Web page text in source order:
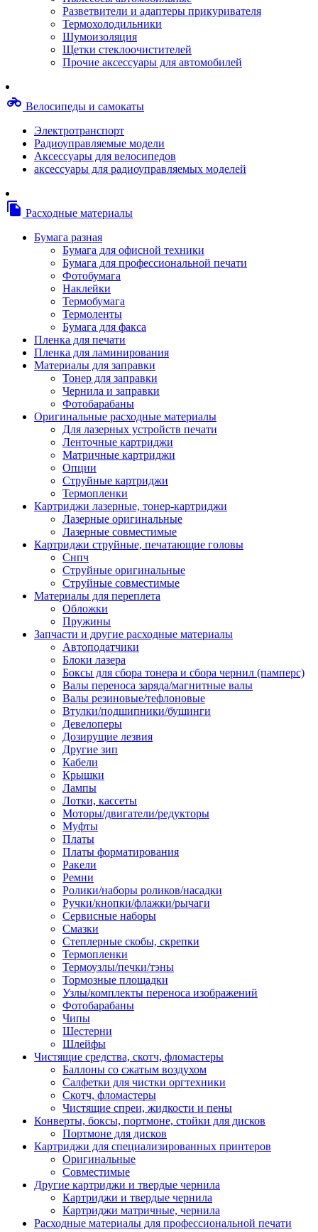
Степлерные скобы, скрепки
Термопленки
Термоузлы/печки/тэны
Тормозные площадки
Узлы/комплекты переноса изображений
Шлейфы
Баллоны со сжатым воздухом
Салфетки для чистки оргтехники
Скотч, фломастеры
Чистящие спреи, жидкости и пены
Картриджи для специализированных
Другие картриджи и твердые чернила
Картриджи и твердые чернила
Картриджи матричные, чернила
Расходные материалы для профессиональной
печати
Электрика
Изделия для прокладки кабеля и
Арматура кабельная/изоляционные
материалы
Гильза соединительная для
алюминиевых проводников под
опрессовку
проводников под опрессовку
Гильза соединительная со
болтами
Заглушка термоусадочная
ответвительный
Муфта кабельная концевая
Муфта кабельная соединительная
Наконечник быстроразмыкаемый
Наконечник кабельный со
Наконечник кабельный трубчатый
медных проводников
Наконечник обжимной кабельный
медных проводников
din 46236
Наконечник-гильза для медных
проводников
Пружина постоянного давления
Сжим ответвительный,
Ящик для хранения инструмента и
Анкер болтовой
Болт анкерный
Болт с т-образной головкой
Болт с шестигранной головкой
Винт с кольцом
Гайка длинная
Гайка скользящая
Гайка стопорная
Лента монтажная
Основание монтажное для
стяжек и элементов
Растворитель
Саморез
Саморез по дереву
Скоба такелажная, шакл
Стержень резьбовой
Хомут резьбовой u-образной
(стремянка)
Шайба
Шпилька резьбовая
Разветвители и адаптеры прикуривателя
Термохолодильники
Шумоизоляция
Щетки стеклоочистителей
Прочие аксессуары для автомобилей
motorcycle Велосипеды и самокаты
Электротранспорт
Радиоуправляемые модели
Аксессуары для велосипедов
аксессуары для радиоуправляемых моделей
file_copy Расходные материалы
Бумага разная
Бумага для офисной техники
Бумага для профессиональной печати
Фотобумага
Наклейки
Термобумага
Термоленты
Бумага для факса
Пленка для печати
Пленка для ламинирования
Материалы для заправки
Тонер для заправки
Чернила и заправки
Фотобарабаны
Оригинальные расходные материалы
Для лазерных устройств печати
Ленточные картриджи
Матричные картриджи
Опции
Струйные картриджи
Термопленки
Картриджи лазерные, тонер-картриджи
Лазерные оригинальные
Лазерные совместимые
Картриджи струйные, печатающие головы
Снпч
Струйные оригинальные
Струйные совместимые
Материалы для переплета
Обложки
Пружины
Запчасти и другие расходные материалы
Автоподатчики
Блоки лазера
Боксы для сбора тонера и сбора чернил (памперс)
Валы переноса заряда/магнитные валы
Валы резиновые/тефлоновые
Втулки/подшипники/бушинги
Девелоперы
Дозирущие лезвия
Другие зип
Кабели
Крышки
Лампы
Лотки, кассеты
Моторы/двигатели/редукторы
Муфты
Платы
Платы форматирования
Ракели
Ремни
Ролики/наборы роликов/насадки
Ручки/кнопки/флажки/рычаги
Сервисные наборы
Смазки
Степлерные скобы, скрепки
Термопленки
Термоузлы/печки/тэны
Тормозные площадки
Узлы/комплекты переноса изображений
Фотобарабаны
Чипы
Шестерни
Шлейфы
Чистящие средства, скотч, фломастеры
Баллоны со сжатым воздухом
Салфетки для чистки оргтехники
Скотч, фломастеры
Чистящие спреи, жидкости и пены
Конверты, боксы, портмоне, стойки для дисков
Портмоне для дисков
Картриджи для специализированных принтеров
Оригинальные
Совместимые
Другие картриджи и твердые чернила
Картриджи и твердые чернила
Картриджи матричные, чернила
Расходные материалы для профессиональной печати